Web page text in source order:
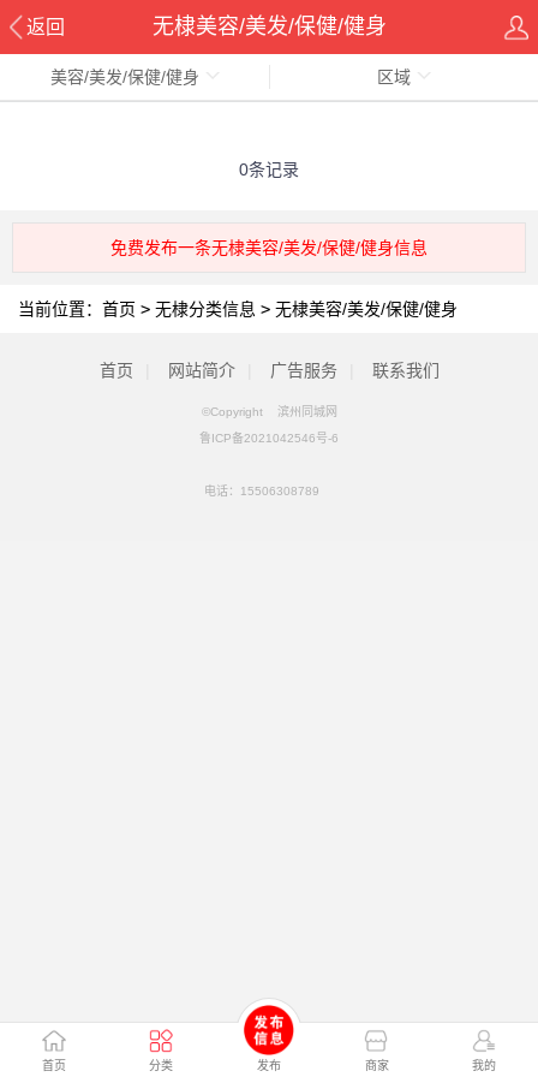
返回 无棣美容/美发/保健/健身
首页 分类 发布 商家 我的
美容/美发/保健/健身 区域
0条记录
免费发布一条无棣美容/美发/保健/健身信息
当前位置： 首页 > 无棣分类信息 > 无棣美容/美发/保健/健身
首页 网站简介 广告服务 联系我们
©Copyright 滨州同城网
鲁ICP备2021042546号-6
电话： 15506308789